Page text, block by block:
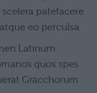
patefacere
eo perculsa
Latinum
quos spes
Gracchorum